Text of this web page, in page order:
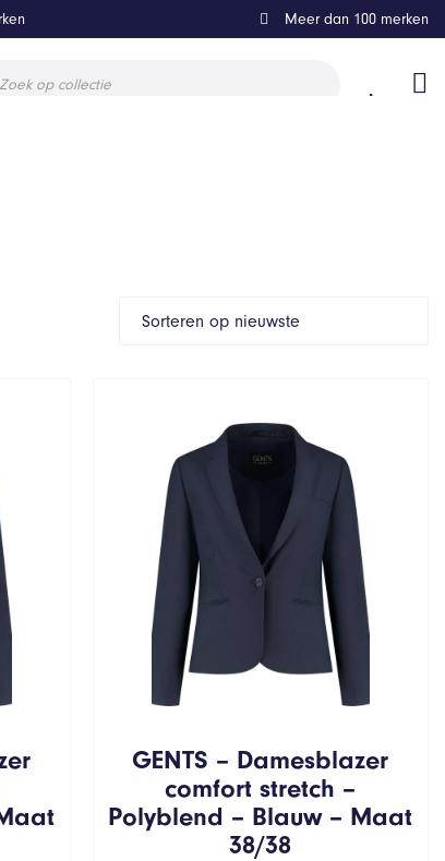
Meer dan 100 merken
GENTS – Damesblazer
comfort stretch –
Polyblend – Blauw – Maat
38/38